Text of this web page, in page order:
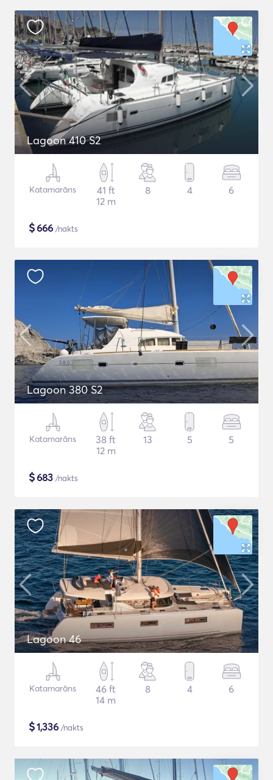
Lagoon 410 S2
Katamarāns
41 ft
12 m
8 4 6
$666 /nakts
Lagoon 380 S2
Katamarāns
38 ft
12 m
13 5 5
$683 /nakts
Lagoon 46
Katamarāns
46 ft
14 m
8 4 6
$1,336 /nakts